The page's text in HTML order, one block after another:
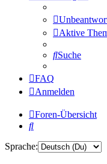
Aktive
Suche
FAQ
Anmelden
Foren-Übersicht
Suche
Sprache: